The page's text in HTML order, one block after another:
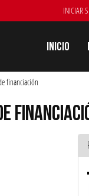
INICIAR
Inicio
financiación